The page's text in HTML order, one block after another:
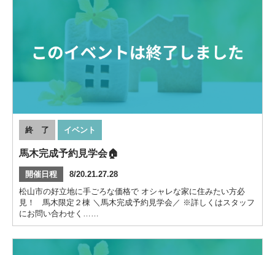
終 了 イベント
馬木完成予約見学会🏠
開催日程
8/20.21.27.28
松山市の好立地に手ごろな価格で オシャレな家に住みたい方必
見！ 馬木限定２棟 ＼馬木完成予約見学会／ ※詳しくはスタッフ
にお問い合わせく……